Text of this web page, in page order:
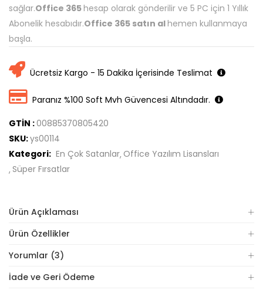
sağlar.Office 365hesap olarak gönderilir ve 5 PC için 1 Yıllık
Abonelik hesabıdır.Office 365 satın alhemen kullanmaya
başla.
Ücretsiz Kargo - 15 Dakika İçerisinde Teslimat
Paranız %100 Soft Mvh Güvencesi Altındadır.
GTİN :00885370805420
SKU:ys00114
Kategori: En Çok Satanlar Office Yazılım Lisansları
Süper Fırsatlar
Ürün Açıklaması
Ürün Özellikler
Yorumlar (3)
İade ve Geri Ödeme